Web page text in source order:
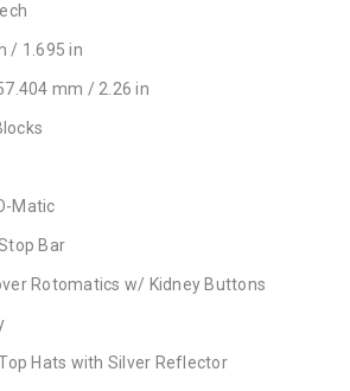
/ 1.695 in
mm / 2.26 in
Matic
Bar
Rotomatics w/ Kidney Buttons
Hats with Silver Reflector